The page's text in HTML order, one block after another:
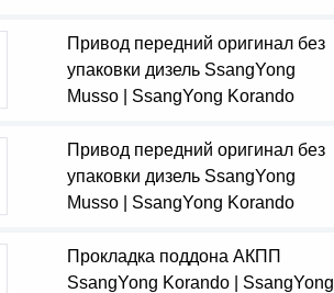
Привод передний оригинал без
упаковки дизель SsangYong
Musso | SsangYong Korando
Привод передний оригинал без
упаковки дизель SsangYong
Musso | SsangYong Korando
Прокладка поддона АКПП
SsangYong Korando | SsangYong